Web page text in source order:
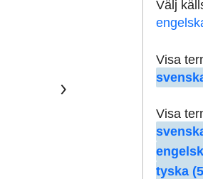
Välj
Visa
Visa
tyska